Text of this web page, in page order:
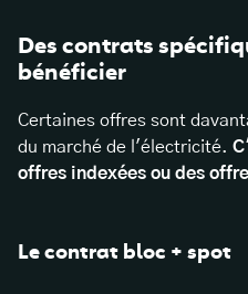
Des contrats
bénéficier
Certaines offres sont
du marché de l'électricité.
offres indexées ou des
Le contrat bloc + spot